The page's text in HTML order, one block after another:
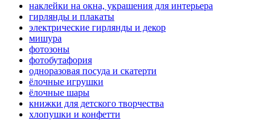
наклейки на окна, украшения для интерьера
гирлянды и плакаты
электрические гирлянды и декор
мишура
фотозоны
фотобутафория
одноразовая посуда и скатерти
ёлочные игрушки
ёлочные шары
книжки для детского творчества
хлопушки и конфетти